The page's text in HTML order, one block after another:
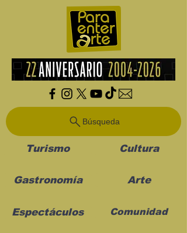
Búsqueda
Turismo Cultura
Gastronomía Arte
Espectáculos Comunidad